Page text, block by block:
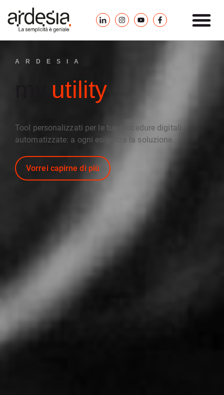
ARDESIA
utility
Tool personalizzati per le tue procedure digitali
automatizzate: a ogni esigenza la soluzione.
Vorrei capirne di più